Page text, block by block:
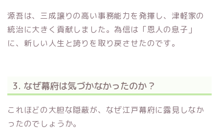
源吾は、三成譲りの高い事務能力を発揮し、津軽家の
統治に大きく貢献しました。為信は「恩人の息子」
に、新しい人生と誇りを取り戻させたのです。
3. なぜ幕府は気づかなかったのか？
これほどの大胆な隠蔽が、なぜ江戸幕府に露見しなか
ったのでしょうか。